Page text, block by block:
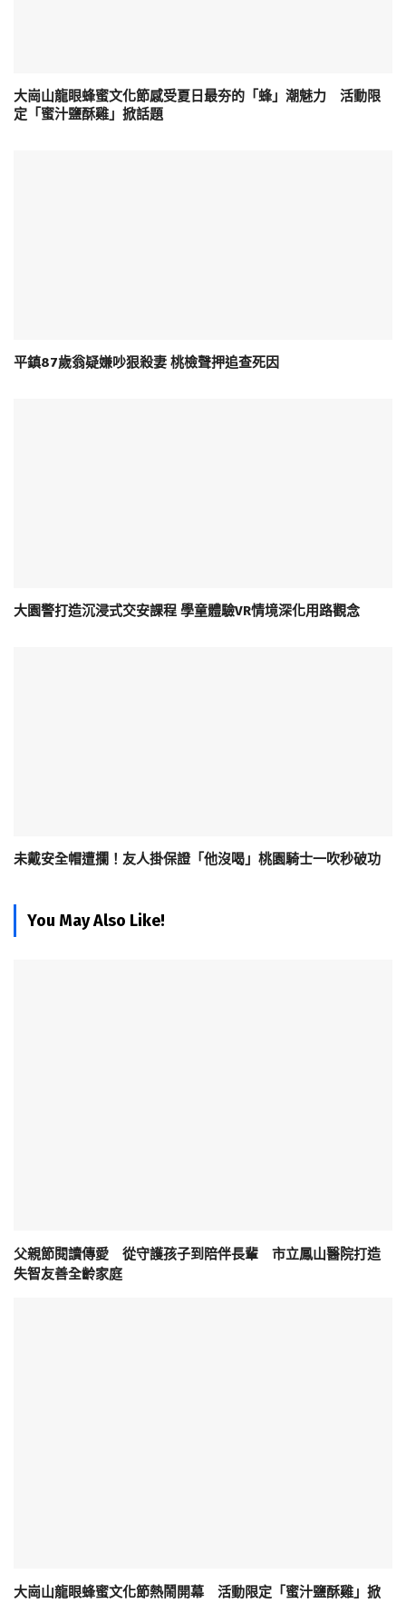
大崗山龍眼蜂蜜文化節感受夏日最夯的「蜂」潮魅力 活動限
定「蜜汁鹽酥雞」掀話題
平鎮87歲翁疑嫌吵狠殺妻 桃檢聲押追查死因
大園警打造沉浸式交安課程 學童體驗VR情境深化用路觀念
未戴安全帽遭攔！友人掛保證「他沒喝」桃園騎士一吹秒破功
You May Also Like!
父親節閱讀傳愛 從守護孩子到陪伴長輩 市立鳳山醫院打造
失智友善全齡家庭
大崗山龍眼蜂蜜文化節熱鬧開幕 活動限定「蜜汁鹽酥雞」掀